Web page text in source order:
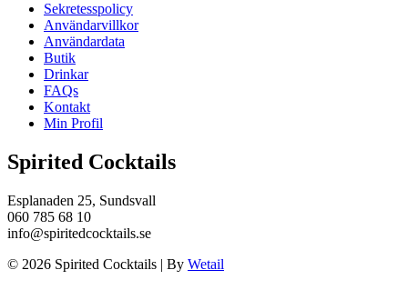
Sekretesspolicy
Användarvillkor
Användardata
Butik
Drinkar
FAQs
Kontakt
Min Profil
Spirited Cocktails
Esplanaden 25, Sundsvall
060 785 68 10
info@spiritedcocktails.se
© 2026 Spirited Cocktails | By Wetail